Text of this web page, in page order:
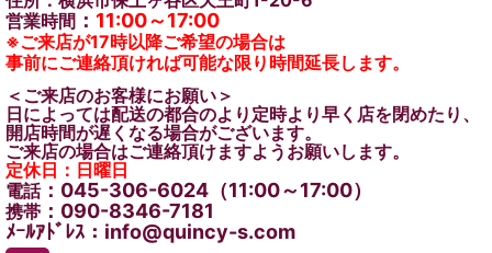
営業時間 ： 11:00～17:00
※ご来店が17時以降ご希望の場合は
事前にご連絡頂ければ可能な限り時間延長します。
＜ご来店のお客様にお願い＞
日によっては配送の都合のより定時より早く店を閉めたり、
開店時間が遅くなる場合がございます。
ご来店の場合はご連絡頂けますようお願いします。
定休日：日曜日
電話：045-306-6024（11:00～17:00）
携帯 ：090-8346-7181
ﾒｰﾙｱﾄﾞﾚｽ：info@quincy-s.com